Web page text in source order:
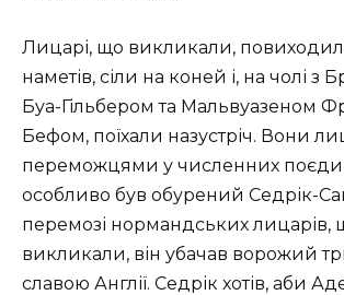
Лицарі, що викликали, повиходили
наметів, сіли на коней і, на чолі з
Буа-Гільбером та Мальвуазеном
Бефом, поїхали назустріч. Вони
переможцями у численних
особливо був обурений Седрік-
перемозі нормандських лицарів,
викликали, він убачав ворожий
славою Англії. Седрік хотів, аби